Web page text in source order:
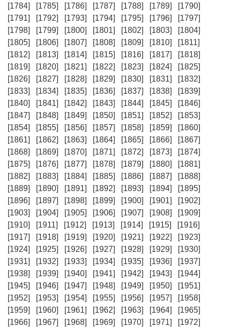
[1784]
[1785] [1786] [1787] [1788] [1789]
[1790]
[1791]
[1792] [1793] [1794] [1795] [1796]
[1797]
[1798]
[1799] [1800] [1801] [1802] [1803]
[1804]
[1805]
[1806] [1807] [1808] [1809] [1810]
[1811]
[1812]
[1813] [1814] [1815] [1816] [1817]
[1818]
[1819]
[1820] [1821] [1822] [1823] [1824]
[1825]
[1826]
[1827] [1828] [1829] [1830] [1831]
[1832]
[1833]
[1834] [1835] [1836] [1837] [1838]
[1839]
[1840]
[1841] [1842] [1843] [1844] [1845]
[1846]
[1847]
[1848] [1849] [1850] [1851] [1852]
[1853]
[1854]
[1855] [1856] [1857] [1858] [1859]
[1860]
[1861]
[1862] [1863] [1864] [1865] [1866]
[1867]
[1868]
[1869] [1870] [1871] [1872] [1873]
[1874]
[1875]
[1876] [1877] [1878] [1879] [1880]
[1881]
[1882]
[1883] [1884] [1885] [1886] [1887]
[1888]
[1889]
[1890] [1891] [1892] [1893] [1894]
[1895]
[1896]
[1897] [1898] [1899] [1900] [1901]
[1902]
[1903]
[1904] [1905] [1906] [1907] [1908]
[1909]
[1910]
[1911] [1912] [1913] [1914] [1915]
[1916]
[1917]
[1918] [1919] [1920] [1921] [1922]
[1923]
[1924]
[1925] [1926] [1927] [1928] [1929]
[1930]
[1931]
[1932] [1933] [1934] [1935] [1936]
[1937]
[1938]
[1939] [1940] [1941] [1942] [1943]
[1944]
[1945]
[1946] [1947] [1948] [1949] [1950]
[1951]
[1952]
[1953] [1954] [1955] [1956] [1957]
[1958]
[1959]
[1960] [1961] [1962] [1963] [1964]
[1965]
[1966]
[1967] [1968] [1969] [1970] [1971]
[1972]